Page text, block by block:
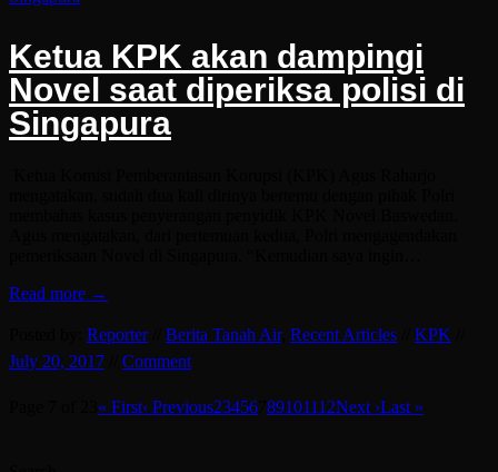
Ketua KPK akan dampingi
Novel saat diperiksa polisi di
Singapura
Read more →
Reporter Berita Tanah Air, Recent Articles KPK
July 20, 2017
Comment
« First‹ Previous23456 89101112Next ›Last »